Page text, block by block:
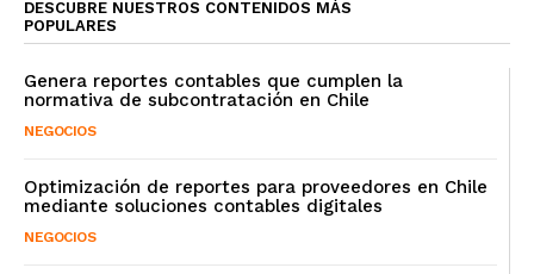
DESCUBRE NUESTROS CONTENIDOS MÁS
POPULARES
Genera reportes contables que cumplen la
normativa de subcontratación en Chile
NEGOCIOS
Optimización de reportes para proveedores en Chile
mediante soluciones contables digitales
NEGOCIOS